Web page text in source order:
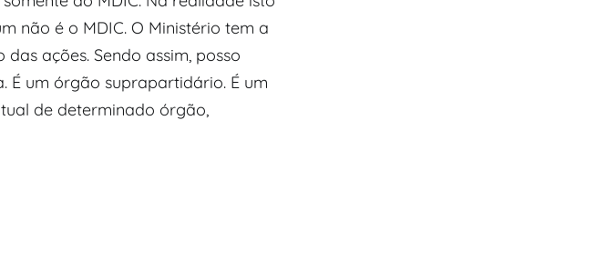
não é o MDIC. O Ministério tem a
ações. Sendo assim, posso
É um órgão suprapartidário. É um
de determinado órgão,